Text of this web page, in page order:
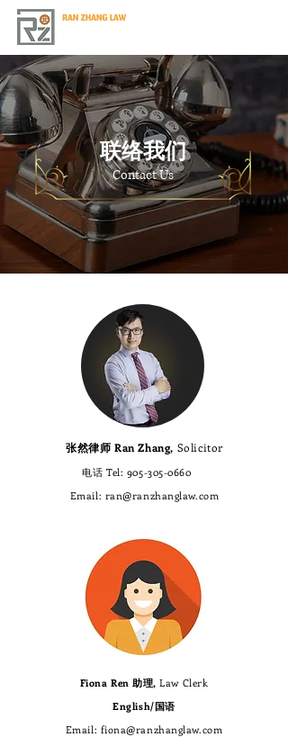
联络我们
Contact Us
张然律师 Ran Zhang, Solicitor
​电话 Tel: 905-305-0660
​Email: ran@ranzhanglaw.com
Fiona Ren 助理, Law Clerk
English/国语
​Email: fiona@ranzhanglaw.com